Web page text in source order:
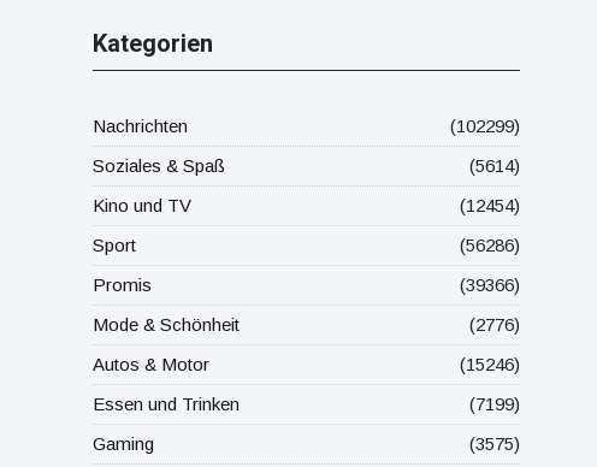
wie "jung" das
Instrument sein
kann.
Kategorien
Nachrichten
(102299)
Soziales & Spaß
(5614)
Kino und TV
(12454)
Sport
(56286)
Promis
(39366)
Mode & Schönheit
(2776)
Autos & Motor
(15246)
Essen und Trinken
(7199)
Gaming
(3575)